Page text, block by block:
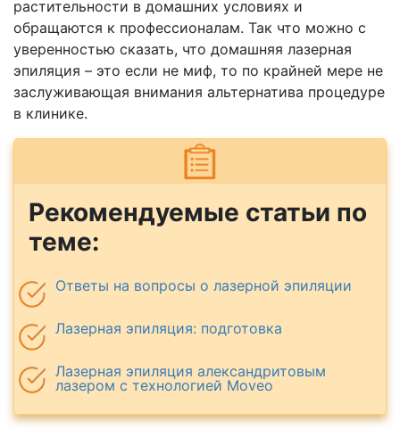
растительности в домашних условиях и
обращаются к профессионалам. Так что можно с
уверенностью сказать, что домашняя лазерная
эпиляция – это если не миф, то по крайней мере не
заслуживающая внимания альтернатива процедуре
в клинике.
Рекомендуемые статьи по
теме:
Ответы на вопросы о лазерной эпиляции
Лазерная эпиляция: подготовка
Лазерная эпиляция александритовым
лазером с технологией Moveo